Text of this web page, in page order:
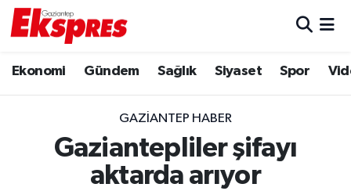
Ekonomi Gündem Sağlık Siyaset Spor
GAZIANTEP HABER
Gaziantepliler şifayı
aktarda arıyor
Ekonomi
Gaziantep son dakika
Trafik Durumu
Puan Durumu ve Fikstür
Tüm Manşetler